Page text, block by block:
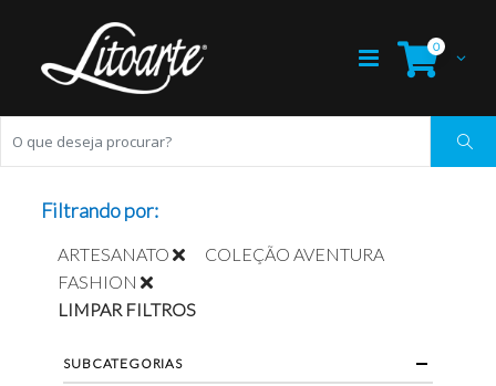
0
Filtrando por:
ARTESANATO
COLEÇÃO AVENTURA
FASHION
LIMPAR FILTROS
SUBCATEGORIAS